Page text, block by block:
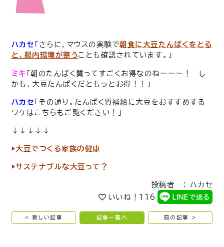
ハカセ 「さらに、マウスの実験で朝食に 大豆たんぱくをとる
と、腸内環境が整う ことも確認されています。」
ミキ 「朝のたんぱく質ってすごくお得なのね〜〜〜！ し
かも、大豆たんぱくだともっとお得！！」
ハカセ 「その通り。たんぱく質補給に大豆をおすすめする
ワケはこちらもご覧ください！」
↓↓↓↓↓
▶︎大豆でつくる家族の健康
▶︎サステナブルな大豆って？
投稿者 ： ハカセ
いいね！ 116
< 新しい記事 記事一覧へ 前の記事 >